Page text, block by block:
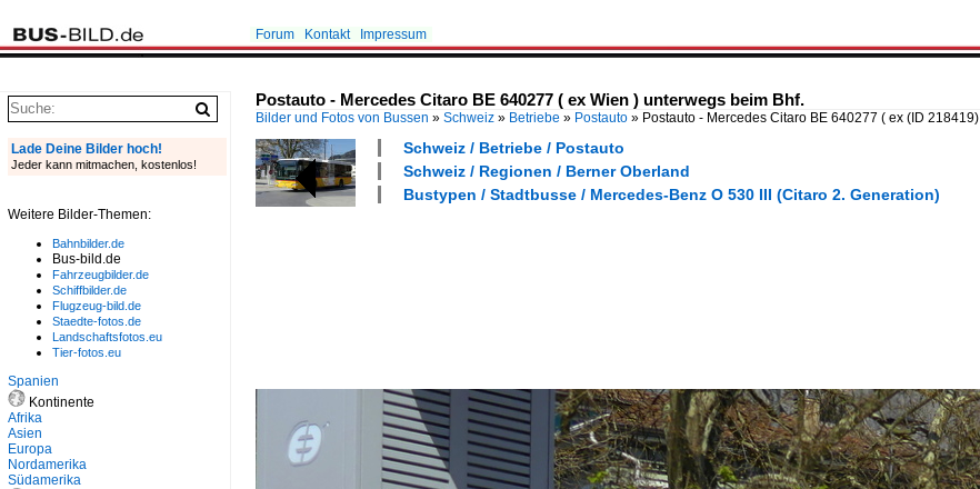
Forum Kontakt Impressum
Postauto - Mercedes Citaro BE 640277 ( ex Wien ) unterwegs beim Bhf.
Bilder und Fotos von Bussen » Schweiz » Betriebe » Postauto » Postauto - Mercedes Citaro BE 640277 ( ex (ID 218419)
Schweiz / Betriebe / Postauto
Schweiz / Regionen / Berner Oberland
Bustypen / Stadtbusse / Mercedes-Benz O 530 III (Citaro 2. Generation)
Lade Deine Bilder hoch!
Jeder kann mitmachen, kostenlos!
Weitere Bilder-Themen:
Bahnbilder.de
Bus-bild.de
Fahrzeugbilder.de
Schiffbilder.de
Flugzeug-bild.de
Staedte-fotos.de
Landschaftsfotos.eu
Tier-fotos.eu
Spanien
Kontinente
Afrika
Asien
Europa
Nordamerika
Südamerika